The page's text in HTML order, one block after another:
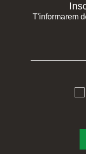
T'informarem